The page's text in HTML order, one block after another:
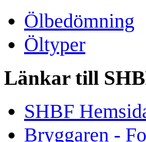
Ölbedömning
Öltyper
Länkar till
SHBF
Bryggaren -